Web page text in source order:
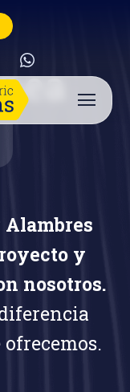
Alambres
y
nosotros.